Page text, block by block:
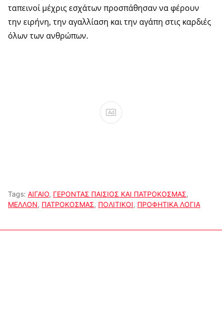
ταπεινοί μέχρις εσχάτων προσπάθησαν να φέρουν
την ειρήνη, την αγαλλίαση και την αγάπη στις καρδιές
όλων των ανθρώπων.
Ad
Tags: ΑΙΓΑΙΟ, ΓΕΡΟΝΤΑΣ ΠΑΙΣΙΟΣ ΚΑΙ ΠΑΤΡΟΚΟΣΜΑΣ,
ΜΕΛΛΟΝ, ΠΑΤΡΟΚΟΣΜΑΣ, ΠΟΛΙΤΙΚΟΙ, ΠΡΟΦΗΤΙΚΑ ΛΟΓΙΑ